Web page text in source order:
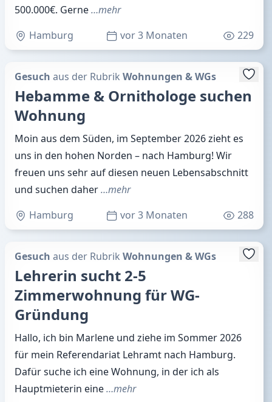
500.000€. Gerne…mehr
Hamburg
vor 3 Monaten 229
Gesuch aus der Rubrik Wohnungen & WGs
Hebamme & Ornithologe suchen
Wohnung
Moin aus dem Süden, im September 2026 zieht es
uns in den hohen Norden – nach Hamburg! Wir
freuen uns sehr auf diesen neuen Lebensabschnitt
und suchen daher…mehr
Hamburg
vor 3 Monaten 288
Gesuch aus der Rubrik Wohnungen & WGs
Lehrerin sucht 2-5
Zimmerwohnung für WG-
Gründung
Hallo, ich bin Marlene und ziehe im Sommer 2026
für mein Referendariat Lehramt nach Hamburg.
Dafür suche ich eine Wohnung, in der ich als
Hauptmieterin eine…mehr